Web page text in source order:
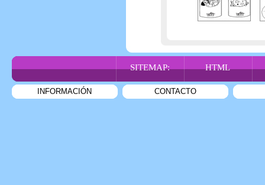
SITEMAP: HTML
INFORMACIÓN CONTACTO